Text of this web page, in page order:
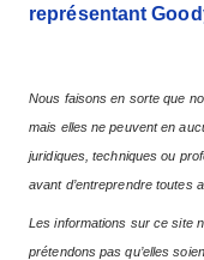
représentant
Nous faisons en sorte que
mais elles ne peuvent en
juridiques, techniques ou
avant d’entreprendre toutes
Les informations sur ce site
prétendons pas qu’elles